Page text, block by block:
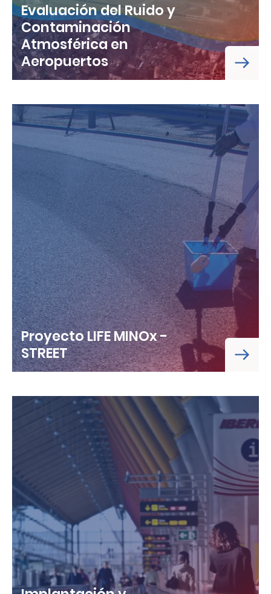
Evaluación del Ruido y
Contaminación
Atmosférica en
Aeropuertos
Proyecto LIFE MINOx -
STREET